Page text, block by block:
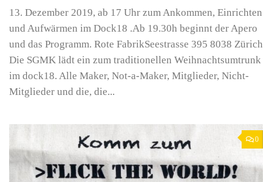
13. Dezember 2019, ab 17 Uhr zum Ankommen, Einrichten
und Aufwärmen im Dock18 .Ab 19.30h beginnt der Apero
und das Programm. Rote FabrikSeestrasse 395 8038 Zürich
Die SGMK lädt ein zum traditionellen Weihnachtsumtrunk
im dock18. Alle Maker, Not-a-Maker, Mitglieder, Nicht-
Mitglieder und die, die...
0